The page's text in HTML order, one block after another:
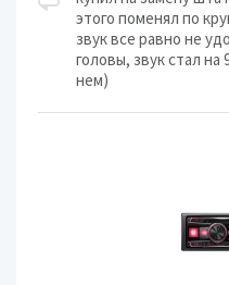
этого поменял по
звук все равно не
головы, звук стал
нем)